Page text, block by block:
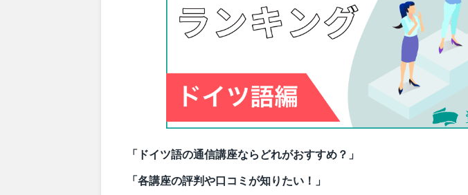
「ドイツ語の通信講座ならどれがおすすめ？」
「各講座の評判や口コミが知りたい！」